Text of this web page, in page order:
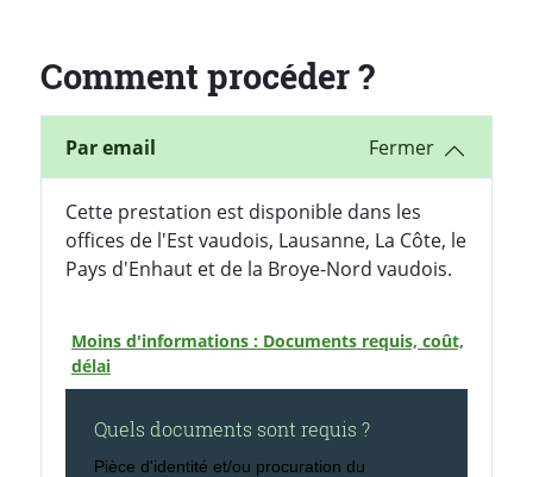
Comment procéder ?
Par email
Cette prestation est disponible dans les
offices de l'Est vaudois, Lausanne, La Côte, le
Pays d'Enhaut et de la Broye-Nord vaudois.
Moins d'informations : Documents requis, coût,
délai
Quels documents sont requis ?
Pièce d'identité et/ou procuration du